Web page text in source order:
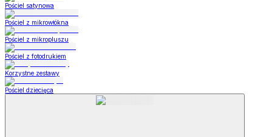
Pościel satynowa
Pościel z mikrowłókna
Pościel z mikropluszu
Pościel z fotodrukiem
Korzystne zestawy
Pościel dziecięca